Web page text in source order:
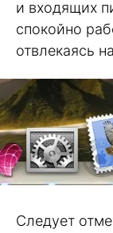
и входящих
спокойно
отвлекаясь
Следует